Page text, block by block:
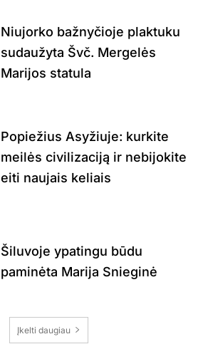
Niujorko bažnyčioje plaktuku
sudaužyta Švč. Mergelės
Marijos statula
Popiežius Asyžiuje: kurkite
meilės civilizaciją ir nebijokite
eiti naujais keliais
Šiluvoje ypatingu būdu
paminėta Marija Snieginė
Įkelti daugiau